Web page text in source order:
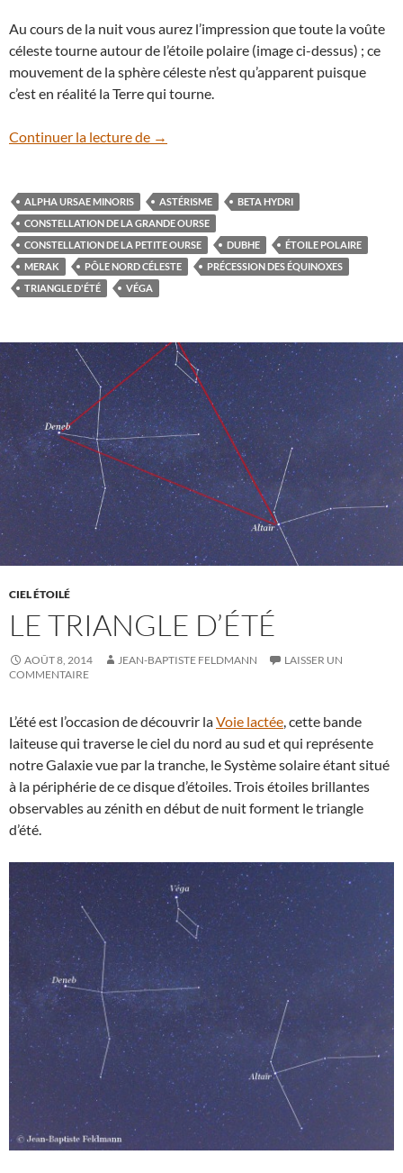
Au cours de la nuit vous aurez l’impression que toute la voûte
céleste tourne autour de l’étoile polaire (image ci-dessus) ; ce
mouvement de la sphère céleste n’est qu’apparent puisque
c’est en réalité la Terre qui tourne.
Continuer la lecture de Astuce : comment repérer la célèbre
→
ALPHA URSAE MINORIS ASTÉRISME
BETA HYDRI
CONSTELLATION DE LA GRANDE OURSE
CONSTELLATION DE LA PETITE OURSE
DUBHE
ÉTOILE POLAIRE
MERAK
PÔLE NORD CÉLESTE
PRÉCESSION DES ÉQUINOXES
TRIANGLE D'ÉTÉ
VÉGA
CIEL ÉTOILÉ
LE TRIANGLE D’ÉTÉ
AOÛT 8, 2014 JEAN-BAPTISTE FELDMANN
LAISSER UN
COMMENTAIRE
L’été est l’occasion de découvrir laVoie lactée , cette bande
laiteuse qui traverse le ciel du nord au sud et qui représente
notre Galaxie vue par la tranche, le Système solaire étant situé
à la périphérie de ce disque d’étoiles. Trois étoiles brillantes
observables au zénith en début de nuit forment le triangle
d’été.